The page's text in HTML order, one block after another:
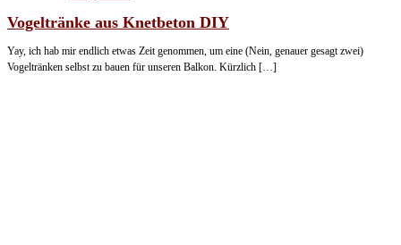
Vogeltränke aus Knetbeton DIY
Yay, ich hab mir endlich etwas Zeit genommen, um eine (Nein, genauer gesagt zwei)
Vogeltränken selbst zu bauen für unseren Balkon. Kürzlich […]